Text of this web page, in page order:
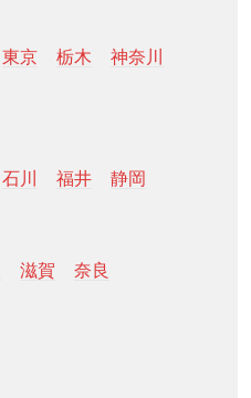
東京 栃木
神奈川
石川 福井 静岡
滋賀 奈良